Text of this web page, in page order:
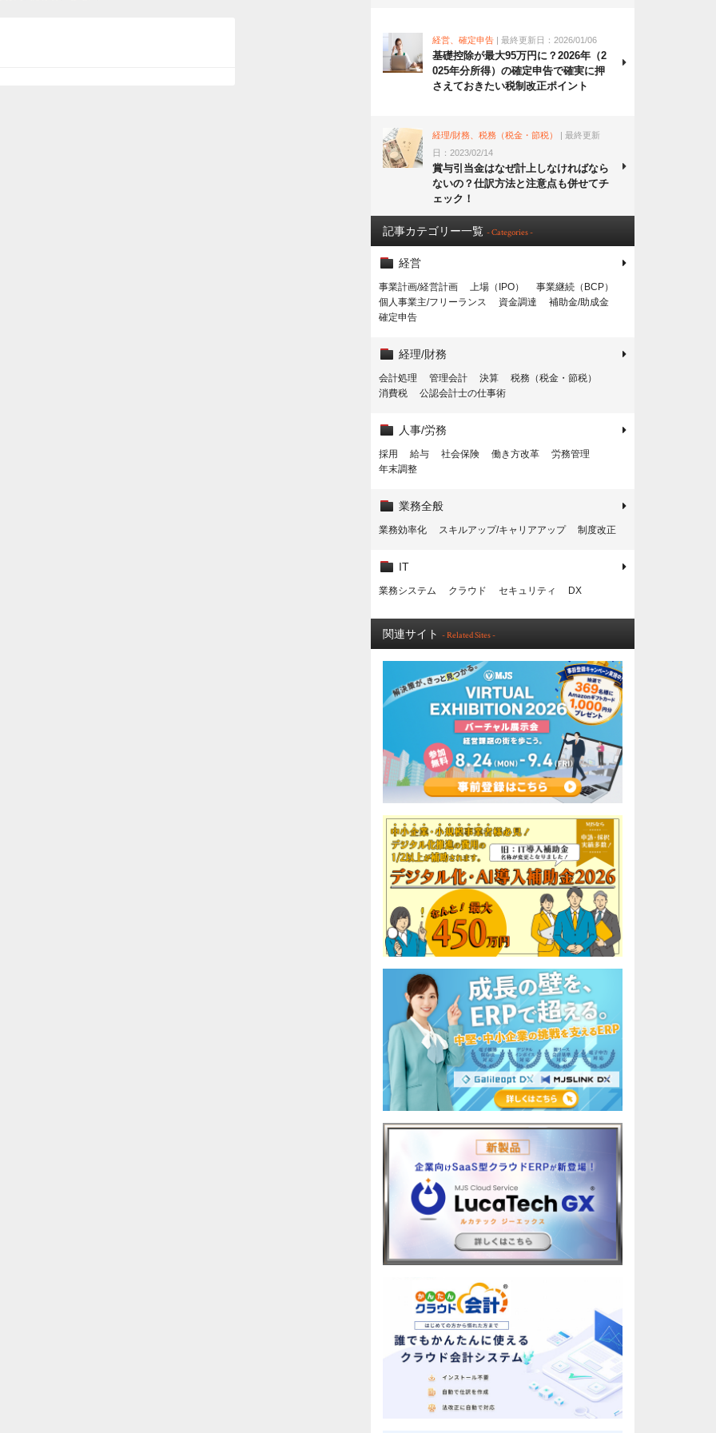
経営、確定申告 | 最終更新日：2026/01/06
基礎控除が最大95万円に？2026年（2
025年分所得）の確定申告で確実に押
さえておきたい税制改正ポイント
経理/財務、税務（税金・節税）
| 最終更新
日：2023/02/14
賞与引当金はなぜ計上しなければなら
ないの？仕訳方法と注意点も併せてチ
ェック！
記事カテゴリー一覧 - Categories -
経営
事業計画/経営計画 上場（IPO）
事業継続（BCP）
個人事業主/フリーランス
資金調達
補助金/助成金
確定申告
経理/財務
会計処理 管理会計 決算
税務（税金・節税）
消費税
公認会計士の仕事術
人事/労務
採用 給与 社会保険 働き方改革
労務管理
年末調整
業務全般
業務効率化 スキルアップ/キャリアアップ 制度改正
IT
業務システム クラウド セキュリティ DX
関連サイト - Related Sites -